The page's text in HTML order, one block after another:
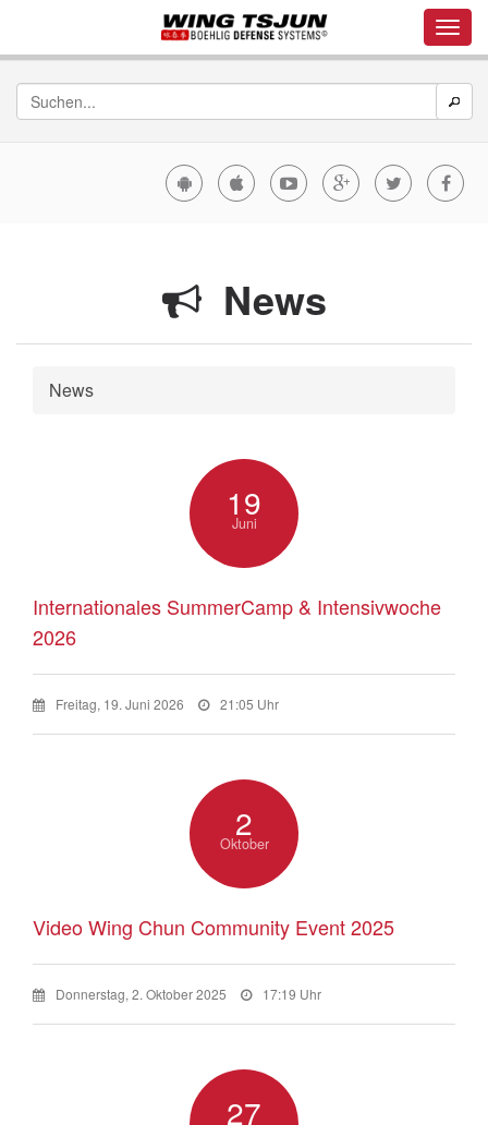
News
News
19
Juni
Internationales SummerCamp & Intensivwoche
2026
Freitag, 19. Juni 2026 21:05 Uhr
2
Oktober
Video Wing Chun Community Event 2025
Donnerstag, 2. Oktober 2025 17:19 Uhr
27